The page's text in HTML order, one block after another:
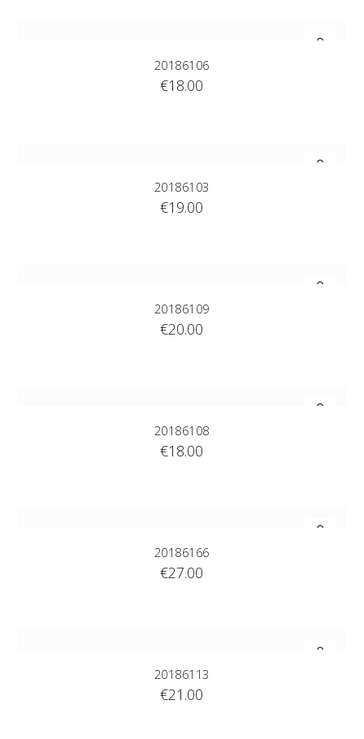
20186106
€18.00
20186103
€19.00
20186109
€20.00
20186108
€18.00
20186166
€27.00
20186113
€21.00